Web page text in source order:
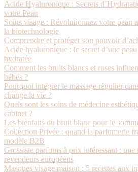
Acide Hyaluronique : Secrets
votre Peau
Soins visage : Révolutionnez votre peau
la biotechnologie
Comprendre et protéger son pouvoir
Acide hyaluronique : le secret d’une
hydratée
Comment les bruits blancs et roses
bébés ?
Pourquoi intégrer le massage régulier
change la vie ?
Quels sont les soins de médecine
cabinet ?
Les bienfaits du bruit blanc pour le
Collection Privée : quand la parfumerie
modèle B2B
Grossiste parfums à prix intéressant :
revendeurs européens
Masques visage maison : 5 recettes aux